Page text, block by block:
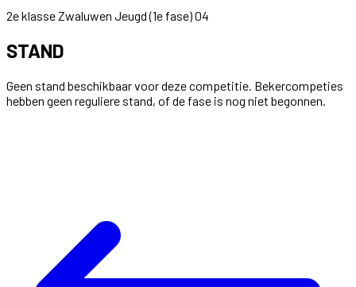
2e klasse Zwaluwen Jeugd (1e fase) 04
STAND
Geen stand beschikbaar voor deze competitie. Bekercompeties
hebben geen reguliere stand, of de fase is nog niet begonnen.